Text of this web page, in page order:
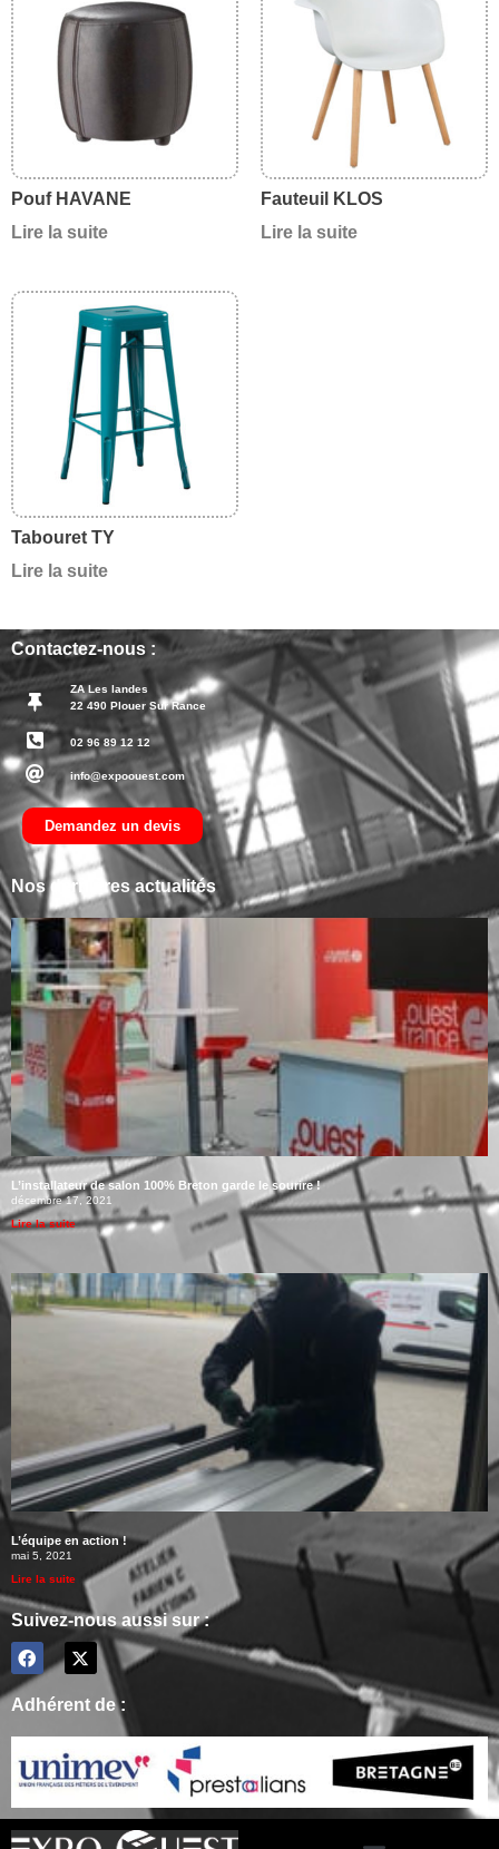
Pouf HAVANE
Lire la suite
Fauteuil KLOS
Lire la suite
Tabouret TY
Lire la suite
Contactez-nous :
ZA Les landes
22 490 Plouer Sur Rance
02 96 89 12 12
info@expoouest.com
Demandez un devis
Nos dernières actualités
L’installateur de salon 100% Breton garde le sourire !
décembre 17, 2021
Lire la suite
L’équipe en action !
mai 5, 2021
Lire la suite
Suivez-nous aussi sur :
Adhérent de :